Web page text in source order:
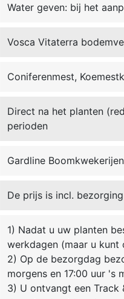
Water geven: bij het
Vosca Vitaterra
Coniferenmest,
Direct na het planten
perioden
Gardline Boomkwekerijen
De prijs is incl. bezorging
1) Nadat u uw planten
werkdagen (maar u kunt
2) Op de bezorgdag
morgens en 17:00 uur 's
3) U ontvangt een Track